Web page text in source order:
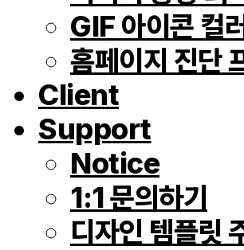
GIF 아이콘 컬
홈페이지 진단
Client
Support
Notice
1:1 문의하기
디자인 템플릿